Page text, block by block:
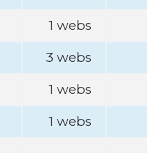
1 webs
3 webs
1 webs
1 webs